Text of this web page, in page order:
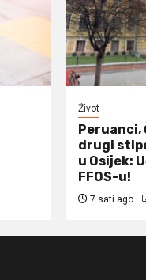
Život
Peruanci,
drugi
u Osijek:
FFOS-u!
7 sati ago